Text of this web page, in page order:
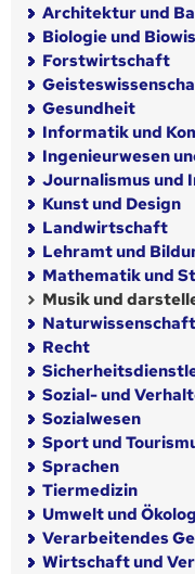
Architektur und
Biologie und
Forstwirtschaft
Gesundheit
Informatik und
Ingenieurwesen
Journalismus und
Kunst und Design
Landwirtschaft
Lehramt und
Mathematik und
Musik und
Recht
Sozial- und
Sozialwesen
Sport und
Sprachen
Tiermedizin
Umwelt und
Verarbeitendes
Wirtschaft und